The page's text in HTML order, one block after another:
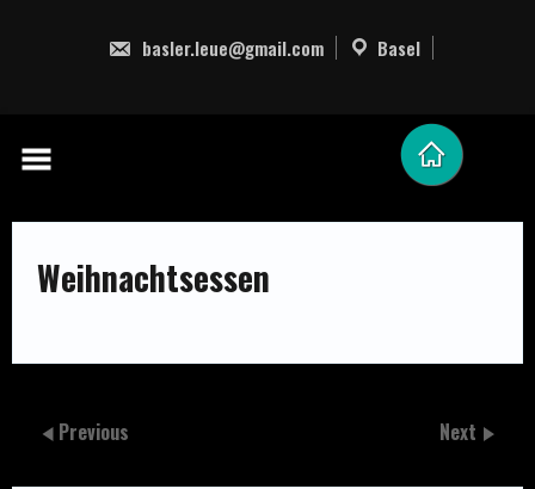
basler.leue@gmail.com Basel
Weihnachtsessen
Previous Next